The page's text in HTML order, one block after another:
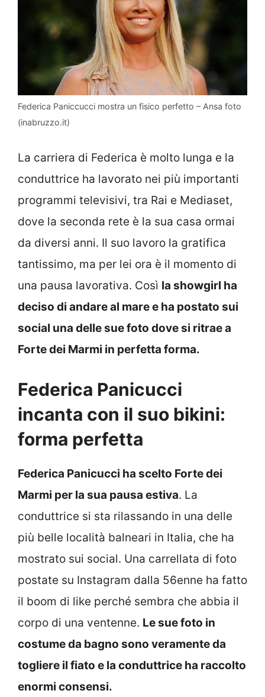
Federica Paniccucci mostra un fisico perfetto – Ansa foto
(inabruzzo.it)
La carriera di Federica è molto lunga e la
conduttrice ha lavorato nei più importanti
programmi televisivi, tra Rai e Mediaset,
dove la seconda rete è la sua casa ormai
da diversi anni. Il suo lavoro la gratifica
tantissimo, ma per lei ora è il momento di
una pausa lavorativa. Così la showgirl ha
deciso di andare al mare e ha postato sui
social una delle sue foto dove si ritrae a
Forte dei Marmi in perfetta forma.
Federica Panicucci
incanta con il suo bikini:
forma perfetta
Federica Panicucci ha scelto Forte dei
Marmi per la sua pausa estiva. La
conduttrice si sta rilassando in una delle
più belle località balneari in Italia, che ha
mostrato sui social. Una carrellata di foto
postate su Instagram dalla 56enne ha fatto
il boom di like perché sembra che abbia il
corpo di una ventenne. Le sue foto in
costume da bagno sono veramente da
togliere il fiato e la conduttrice ha raccolto
enormi consensi.